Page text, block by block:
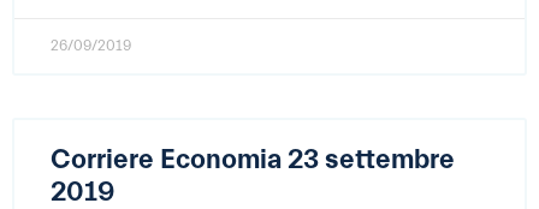
26/09/2019
Corriere Economia 23 settembre
2019